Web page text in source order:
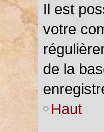
Il est
votre
de la
Haut